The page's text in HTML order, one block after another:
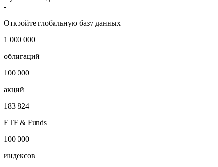
-
Откройте глобальную базу данных
1 000 000
облигаций
100 000
акций
183 824
ETF & Funds
100 000
индексов